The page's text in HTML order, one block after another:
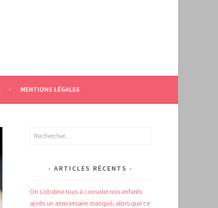
MENTIONS LÉGALES
Rechercher :
ARTICLES RÉCENTS
On s’obstine tous à consoler nos enfants
après un anniversaire manqué, alors que ce